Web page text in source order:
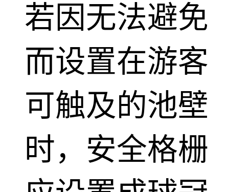
若因无法避免
而设置在游客
可触及的池壁
时，安全格栅